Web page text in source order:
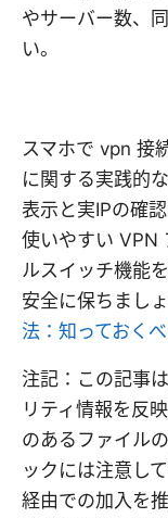
やサーバー数、
い。
スマホで vpn 接
に関する実践的
表示と実IPの確
使いやすい VPN
ルスイッチ機能
安全に保ちまし
法：知っておく
注記：この記事
リティ情報を反
のあるファイル
ックには注意し
経由での加入を